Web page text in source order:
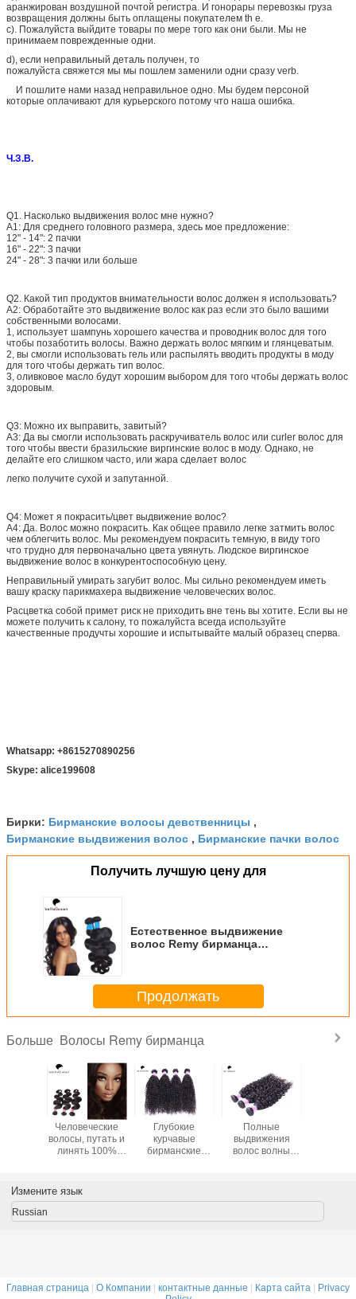
аранжирован воздушной почтой регистра. И гонорары перевозкы груза
возвращения должны быть оплащены покупателем th e.
c). Пожалуйста выйдите товары по мере того как они были. Мы не
принимаем поврежденные одни.
d), если неправильный деталь получен, то
пожалуйста свяжется мы мы пошлем заменили одни сразу verb.
И пошлите нами назад неправильное одно. Мы будем персоной
которые оплачивают для курьерского потому что наша ошибка.
Ч.З.В.
Q1. Насколько выдвижения волос мне нужно?
A1: Для среднего головного размера, здесь мое предложение:
12" - 14": 2 пачки
16" - 22": 3 пачки
24" - 28": 3 пачки или больше
Q2. Какой тип продуктов внимательности волос должен я использовать?
A2: Обработайте это выдвижение волос как раз если это было вашими
собственными волосами.
1, использует шампунь хорошего качества и проводник волос для того
чтобы позаботить волосы. Важно держать волос мягким и глянцеватым.
2, вы смогли использовать гель или распылять вводить продукты в моду
для того чтобы держать тип волос.
3, оливковое масло будут хорошим выбором для того чтобы держать волос
здоровым.
Q3: Можно их выправить, завитый?
A3: Да вы смогли использовать раскручиватель волос или curler волос для
того чтобы ввести бразильские виргинские волос в моду. Однако, не
делайте его слишком часто, или жара сделает волос
легко получите сухой и запутанной.
Q4: Может я покрасить/цвет выдвижение волос?
A4: Да. Волос можно покрасить. Как общее правило легке затмить волос
чем облегчить волос. Мы рекомендуем покрасить темную, в виду того
что трудно для первоначально цвета увянуть. Людское виргинское
выдвижение волос в конкурентоспособную цену.
Неправильный умирать загубит волос. Мы сильно рекомендуем иметь
вашу краску парикмахера выдвижение человеческих волос.
Расцветка собой примет риск не приходить вне тень вы хотите. Если вы не
можете получить к салону, то пожалуйста всегда используйте
качественные продучты хорошие и испытывайте малый образец сперва.
Whatsapp: +8615270890256
Skype: alice199608
Бирки: Бирманские волосы девственницы ,
Бирманские выдвижения волос , Бирманские пачки волос
Получить лучшую цену для
Естественное выдвижение
волос Remy бирманца
объемной волны
Продолжать
Больше Волосы Remy бирманца
зажим
Человеческие
волосы, путать и
линять 100%
свободное
бирманское
волос
Глубокие
курчавые
бирманские
черных
волос
Полные
выдвижения
волос волны
части надкожицы
Измените язык
Russian
Главная страница О Компании контактные данные Карта сайта
Privacy